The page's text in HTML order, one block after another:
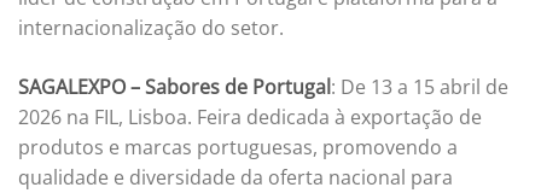
internacionalização do setor.
SAGALEXPO – Sabores de Portugal: De 13 a 15 abril de
2026 na FIL, Lisboa. Feira dedicada à exportação de
produtos e marcas portuguesas, promovendo a
qualidade e diversidade da oferta nacional para